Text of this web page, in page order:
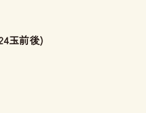
玉前後)